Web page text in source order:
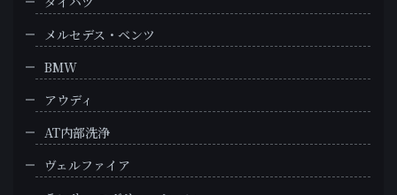
メルセデス・ベンツ
BMW
アウディ
AT内部洗浄
ヴェルファイア